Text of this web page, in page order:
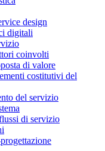
design
digitali
coinvolti
di valore
costitutivi del
del servizio
di servizio